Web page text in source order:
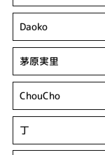
Daoko
茅原実里
ChouCho
丁